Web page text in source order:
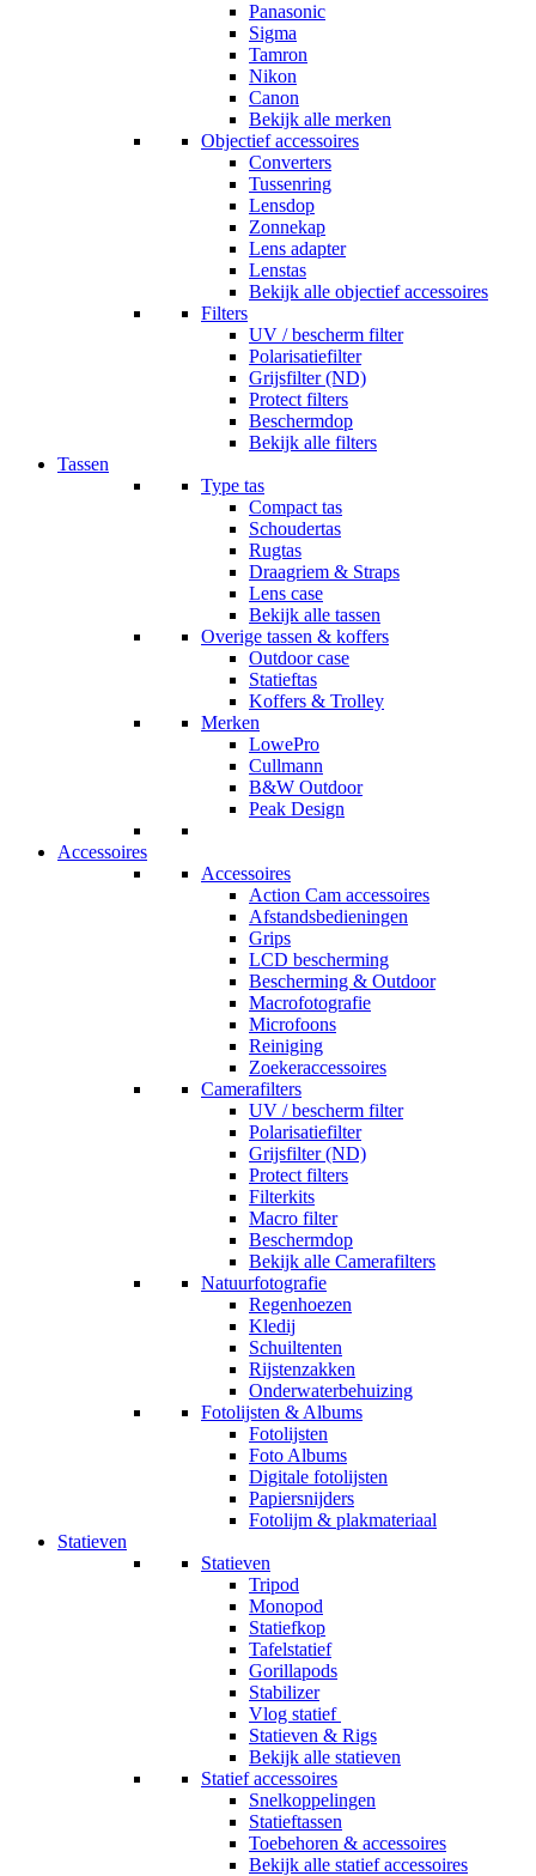
Panasonic
Sigma
Tamron
Nikon
Canon
Bekijk alle merken
Objectief accessoires
Converters
Tussenring
Lensdop
Zonnekap
Lens adapter
Lenstas
Bekijk alle objectief accessoires
Filters
UV / bescherm filter
Polarisatiefilter
Grijsfilter (ND)
Protect filters
Beschermdop
Bekijk alle filters
Tassen
Type tas
Compact tas
Schoudertas
Rugtas
Draagriem & Straps
Lens case
Bekijk alle tassen
Overige tassen & koffers
Outdoor case
Statieftas
Koffers & Trolley
Merken
LowePro
Cullmann
B&W Outdoor
Peak Design
Accessoires
Accessoires
Action Cam accessoires
Afstandsbedieningen
Grips
LCD bescherming
Bescherming & Outdoor
Macrofotografie
Microfoons
Reiniging
Zoekeraccessoires
Camerafilters
UV / bescherm filter
Polarisatiefilter
Grijsfilter (ND)
Protect filters
Filterkits
Macro filter
Beschermdop
Bekijk alle Camerafilters
Natuurfotografie
Regenhoezen
Kledij
Schuiltenten
Rijstenzakken
Onderwaterbehuizing
Fotolijsten & Albums
Fotolijsten
Foto Albums
Digitale fotolijsten
Papiersnijders
Fotolijm & plakmateriaal
Statieven
Statieven
Tripod
Monopod
Statiefkop
Tafelstatief
Gorillapods
Stabilizer
Vlog statief
Statieven & Rigs
Bekijk alle statieven
Statief accessoires
Snelkoppelingen
Statieftassen
Toebehoren & accessoires
Bekijk alle statief accessoires